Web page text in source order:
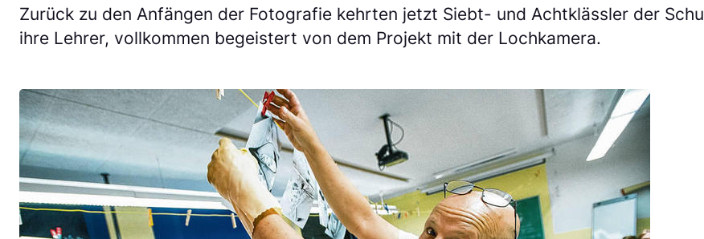
Zurück zu den Anfängen der Fotografie kehrten jetzt Siebt- und Achtklässler der
ihre Lehrer, vollkommen begeistert von dem Projekt mit der Lochkamera.